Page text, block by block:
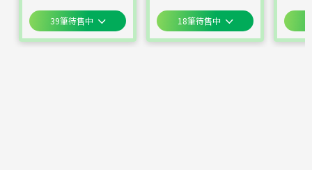
39筆待售中 18筆待售中